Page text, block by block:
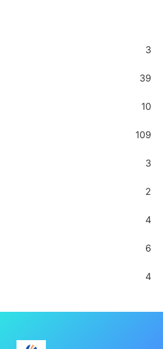
3
39
10
109
3
2
4
6
4